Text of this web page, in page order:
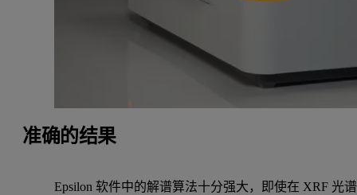
准确的结果
Epsilon 软件中的解谱算法十分强大，即使在 XRF 光谱